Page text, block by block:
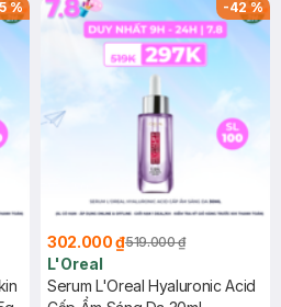
% -42%
302.000 ₫519.000 ₫
L'Oreal
Serum L'Oreal Hyaluronic Acid